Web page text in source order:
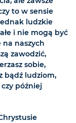
to w sensie
ludzkie
i nie mogą być
na naszych
zawodzić,
sobie,
bądź ludziom,
później